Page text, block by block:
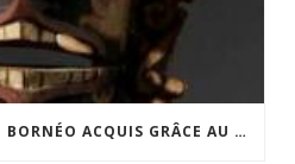
UN MASQUE HUDOQ DE BORNÉO ACQUIS GRÂCE AU SOUTIEN DU CERCLE LÉVI-STRAUSS